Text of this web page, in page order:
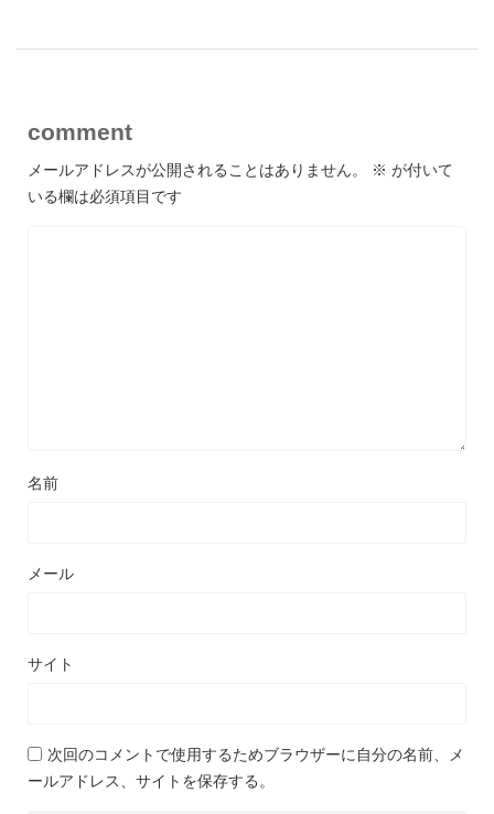
comment
メールアドレスが公開されることはありません。 ※ が付いて
いる欄は必須項目です
名前
メール
サイト
次回のコメントで使用するためブラウザーに自分の名前、メ
ールアドレス、サイトを保存する。